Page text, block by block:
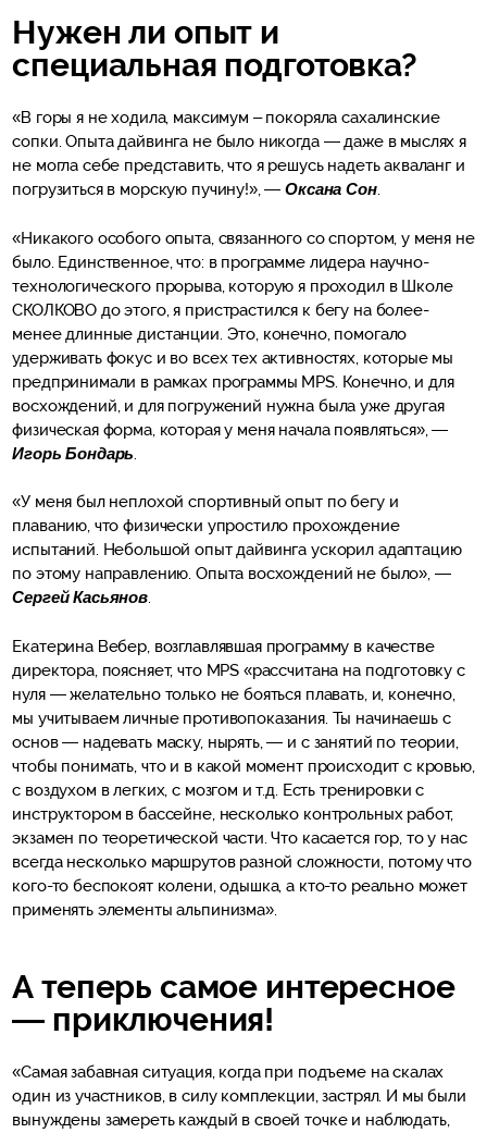
Нужен ли опыт и
специальная подготовка?
«В горы я не ходила, максимум – покоряла сахалинские
сопки. Опыта дайвинга не было никогда — даже в мыслях я
не могла себе представить, что я решусь надеть акваланг и
погрузиться в морскую пучину!», —Оксана Сон.
«Никакого особого опыта, связанного со спортом, у меня не
было. Единственное, что: в программе лидера научно-
технологического прорыва, которую я проходил в Школе
СКОЛКОВО до этого, я пристрастился к бегу на более-
менее длинные дистанции. Это, конечно, помогало
удерживать фокус и во всех тех активностях, которые мы
предпринимали в рамках программы MPS. Конечно, и для
восхождений, и для погружений нужна была уже другая
физическая форма, которая у меня начала появляться», —
Игорь Бондарь
«У меня был неплохой спортивный опыт по бегу и
плаванию, что физически упростило прохождение
испытаний. Небольшой опыт дайвинга ускорил адаптацию
по этому направлению. Опыта восхождений не было», —
Сергей Касьянов.
Екатерина Вебер, возглавлявшая программу в качестве
директора, поясняет, что MPS «рассчитана на подготовку с
нуля — желательно только не бояться плавать, и, конечно,
мы учитываем личные противопоказания. Ты начинаешь с
основ — надевать маску, нырять, — и с занятий по теории,
чтобы понимать, что и в какой момент происходит с кровью,
с воздухом в легких, с мозгом и т.д. Есть тренировки с
инструктором в бассейне, несколько контрольных работ,
экзамен по теоретической части. Что касается гор, то у нас
всегда несколько маршрутов разной сложности, потому что
кого-то беспокоят колени, одышка, а кто-то реально может
применять элементы альпинизма».
А теперь самое интересное
— приключения!
«Самая забавная ситуация, когда при подъеме на скалах
один из участников, в силу комплекции, застрял. И мы были
вынуждены замереть каждый в своей точке и наблюдать,